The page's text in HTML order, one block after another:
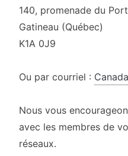
140, promenade du
Gatineau (Québec)
K1A 0J9
Ou par courriel :
Nous vous
avec les membres de
réseaux.